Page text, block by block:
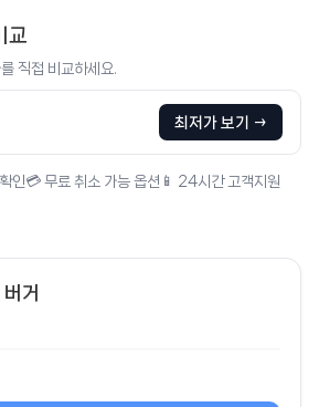
교
직접 비교하세요.
최저가 보기 →
인 💳 무료 취소 가능 옵션 📱 24시간 고객지원
거